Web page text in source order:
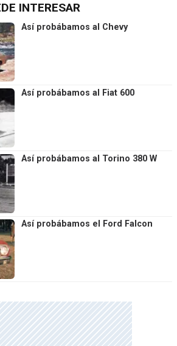
INTERESAR
Así probábamos al Chevy
Así probábamos al Fiat 600
Así probábamos al Torino 380 W
Así probábamos el Ford Falcon